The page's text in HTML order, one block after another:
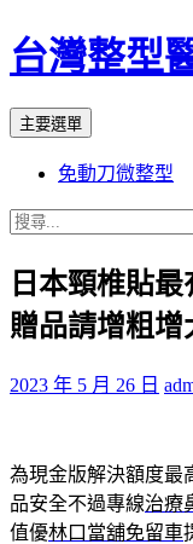
台灣整型
搜
主要選單
主
要
內
容
免動刀微整型
搜
關
鍵
字:
日本頸椎貼
贈品請增粗增
2023 年 5 月 26 日
為現金版解決額度最
品安全不過專線治療
值優林口當舖免留車